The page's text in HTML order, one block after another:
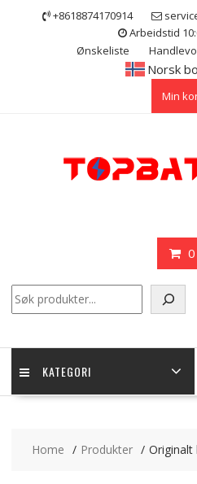
+8618874170914
Arbeidstid
Ønskeliste
Norsk
Min
0
KATEGORI
Home Produkter Originalt